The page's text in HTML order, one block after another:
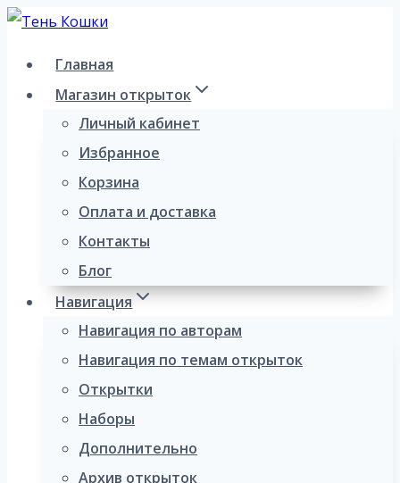
Перейти
содержимому
Главная
Магазин открыток
Личный кабинет
Избранное
Корзина
Оплата и доставка
Контакты
Блог
Навигация
Навигация по авторам
Навигация по темам открыток
Открытки
Наборы
Дополнительно
Архив открыток